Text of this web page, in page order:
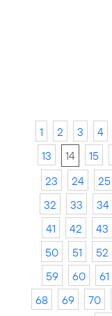
1 2 3 4
13
14 15
23
24 25
32
33 34
41
42 43
50
51 52
59
60 61
68
69 70